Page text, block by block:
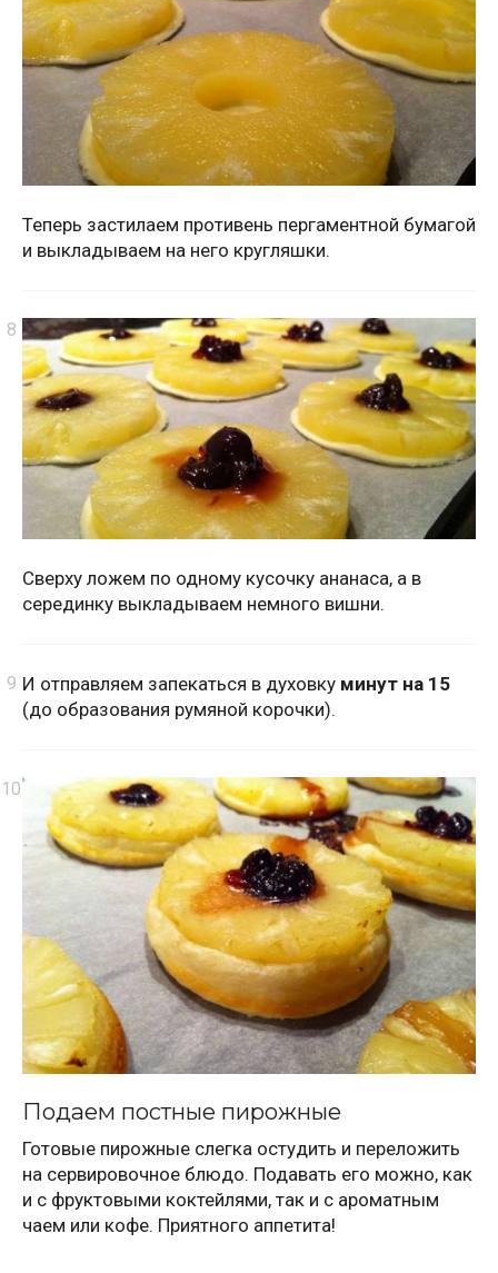
Теперь застилаем противень пергаментной бумагой
и выкладываем на него кругляшки.
Сверху ложем по одному кусочку ананаса, а в
серединку выкладываем немного вишни.
И отправляем запекаться в духовку минут на 15
(до образования румяной корочки).
Подаем постные пирожные
Готовые пирожные слегка остудить и переложить
на сервировочное блюдо. Подавать его можно, как
и с фруктовыми коктейлями, так и с ароматным
чаем или кофе. Приятного аппетита!